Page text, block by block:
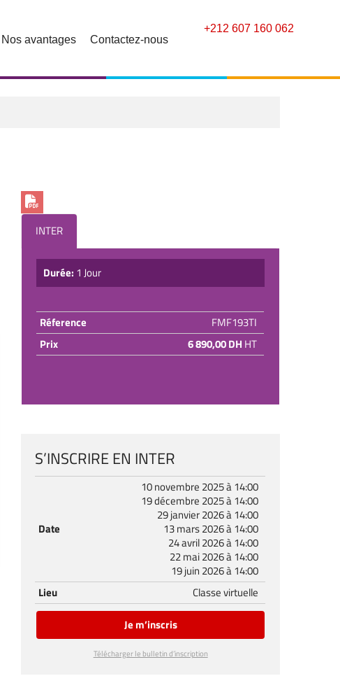
+212 607 160 062
Nos avantages Contactez-nous
INTER
Durée: 1 Jour
Réference
FMF193TI
Prix
6 890,00 DH HT
S’INSCRIRE EN INTER
Date
10 novembre 2025 à 14:00
19 décembre 2025 à 14:00
29 janvier 2026 à 14:00
13 mars 2026 à 14:00
24 avril 2026 à 14:00
22 mai 2026 à 14:00
19 juin 2026 à 14:00
Lieu
Classe virtuelle
Je m’inscris
Télécharger le bulletin d’inscription